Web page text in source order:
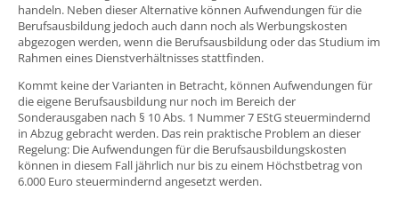
handeln. Neben dieser Alternative können Aufwendungen für die
Berufsausbildung jedoch auch dann noch als Werbungskosten
abgezogen werden, wenn die Berufsausbildung oder das Studium im
Rahmen eines Dienstverhältnisses stattfinden.
Kommt keine der Varianten in Betracht, können Aufwendungen für
die eigene Berufsausbildung nur noch im Bereich der
Sonderausgaben nach § 10 Abs. 1 Nummer 7 EStG steuermindernd
in Abzug gebracht werden. Das rein praktische Problem an dieser
Regelung: Die Aufwendungen für die Berufsausbildungskosten
können in diesem Fall jährlich nur bis zu einem Höchstbetrag von
6.000 Euro steuermindernd angesetzt werden.